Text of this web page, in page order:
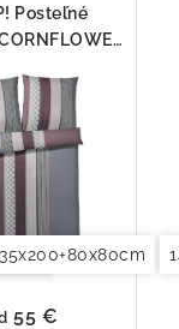
Posteľné
01
55 €